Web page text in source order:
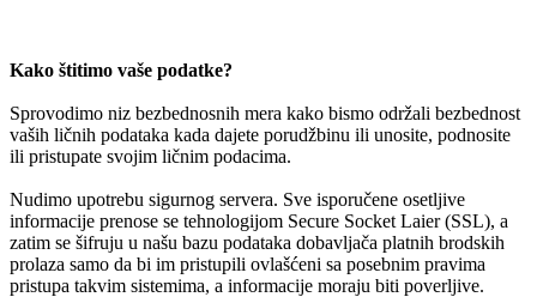
Kako štitimo vaše podatke?
Sprovodimo niz bezbednosnih mera kako bismo održali bezbednost
vaših ličnih podataka kada dajete porudžbinu ili unosite, podnosite
ili pristupate svojim ličnim podacima.
Nudimo upotrebu sigurnog servera. Sve isporučene osetljive
informacije prenose se tehnologijom Secure Socket Laier (SSL), a
zatim se šifruju u našu bazu podataka dobavljača platnih brodskih
prolaza samo da bi im pristupili ovlašćeni sa posebnim pravima
pristupa takvim sistemima, a informacije moraju biti poverljive.